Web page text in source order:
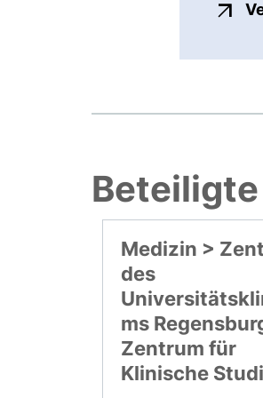
Medizin >
des
ms
Zentrum für
Klinische